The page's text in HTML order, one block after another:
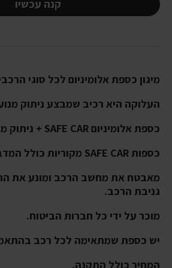
קנה עכשיו
מיגון כספת אלומיניום לכל סוגי
העלוקה היא רכיב שמבצע ניתוק
כספת אלומיניום SAFE CAR + ניתוק מנוע באמצעות קודן.
כספות SAFE CAR מקוריות כולל המדבקה המקורית!!
מאבטח את מחשב הרכב ומונע את
גניבת הרכב.
מוכר על ידי כל חברות הביטוח.
יש כספת שמתאימה לכל רכב
המחיר כולל התקנה.